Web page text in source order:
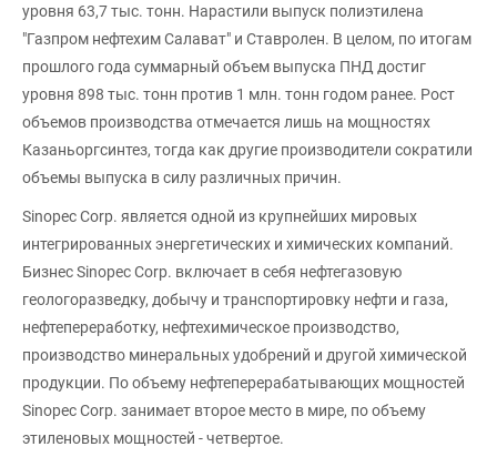
уровня 63,7 тыс. тонн. Нарастили выпуск полиэтилена
"Газпром нефтехим Салават" и Ставролен. В целом, по итогам
прошлого года суммарный объем выпуска ПНД достиг
уровня 898 тыс. тонн против 1 млн. тонн годом ранее. Рост
объемов производства отмечается лишь на мощностях
Казаньоргсинтез, тогда как другие производители сократили
объемы выпуска в силу различных причин.
Sinopec Corp. является одной из крупнейших мировых
интегрированных энергетических и химических компаний.
Бизнес Sinopec Corp. включает в себя нефтегазовую
геологоразведку, добычу и транспортировку нефти и газа,
нефтепереработку, нефтехимическое производство,
производство минеральных удобрений и другой химической
продукции. По объему нефтеперерабатывающих мощностей
Sinopec Corp. занимает второе место в мире, по объему
этиленовых мощностей - четвертое.